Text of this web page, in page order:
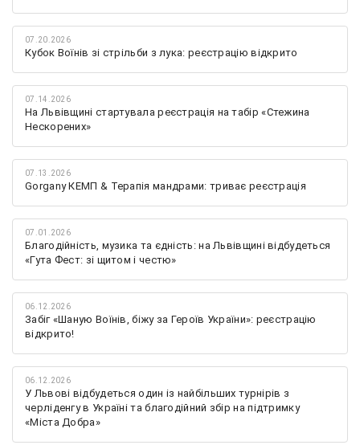
07.20.2026
Кубок Воїнів зі стрільби з лука: реєстрацію відкрито
07.14.2026
На Львівщині стартувала реєстрація на табір «Стежина
Нескорених»
07.13.2026
Gorgany КЕМП & Терапія мандрами: триває реєстрація
07.01.2026
Благодійність, музика та єдність: на Львівщині відбудеться
«Гута Фест: зі щитом і честю»
06.12.2026
Забіг «Шаную Воїнів, біжу за Героїв України»: реєстрацію
відкрито!
06.12.2026
У Львові відбудеться один із найбільших турнірів з
черліденгу в Україні та благодійний збір на підтримку
«Міста Добра»